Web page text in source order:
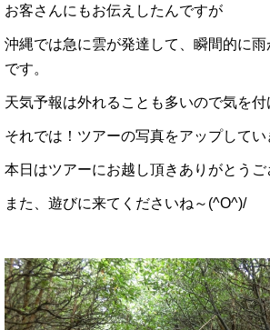
お客さんにもお伝えしたんですが
沖縄では急に雲が発達して、瞬間的に
です。
天気予報は外れることも多いので気を付
それでは！ツアーの写真をアップしてい
本日はツアーにお越し頂きありがとうご
また、遊びに来てくださいね～(^O^)/